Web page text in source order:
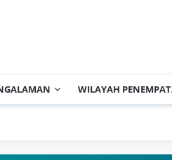
WILAYAH